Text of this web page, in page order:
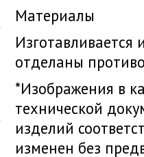
Материалы
отделаны
*Изображения в
технической
изделий
изменен без